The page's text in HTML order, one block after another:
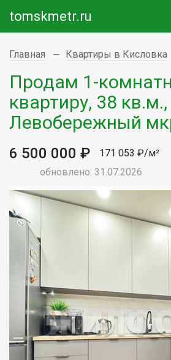
tomskmetr.ru
Главная Квартиры в Кисловка
Продам 1-
квартиру, 38 кв.м.,
Левобережный
6 500 000 ₽
171 053 ₽/м²
обновлено: 31.07.2026